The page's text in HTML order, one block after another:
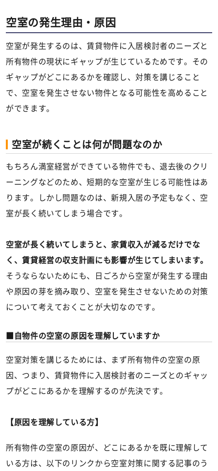
空室の発生理由・原因
空室が発生するのは、賃貸物件に入居検討者のニーズと
所有物件の現状にギャップが生じているためです。その
ギャップがどこにあるかを確認し、対策を講じること
で、空室を発生させない物件となる可能性を高めること
ができます。
空室が続くことは何が問題なのか
もちろん満室経営ができている物件でも、退去後のクリ
ーニングなどのため、短期的な空室が生じる可能性はあ
ります。しかし問題なのは、新規入居の予定もなく、空
室が長く続いてしまう場合です。
空室が長く続いてしまうと、家賃収入が減るだけでな
く、賃貸経営の収支計画にも影響が生じてしまいます。
そうならないためにも、日ごろから空室が発生する理由
や原因の芽を摘み取り、空室を発生させないための対策
について考えておくことが大切なのです。
自物件の空室の原因を理解していますか
空室対策を講じるためには、まず所有物件の空室の原
因、つまり、賃貸物件に入居検討者のニーズとのギャッ
プがどこにあるかを理解するのが先決です。
【原因を理解している方】
所有物件の空室の原因が、どこにあるかを既に理解して
いる方は、以下のリンクから空室対策に関する記事のう